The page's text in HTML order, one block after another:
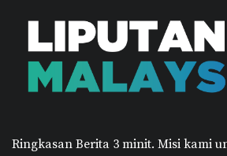
Ringkasan Berita 3 minit. Misi kami